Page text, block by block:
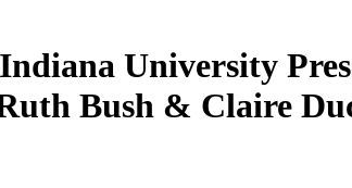
University
Bush & Claire